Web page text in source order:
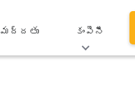
మద్దతు కంపెనీ